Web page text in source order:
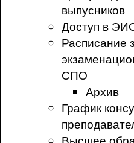
выпусников
Доступ в
Расписание
СПО
Архив
График
Высшее